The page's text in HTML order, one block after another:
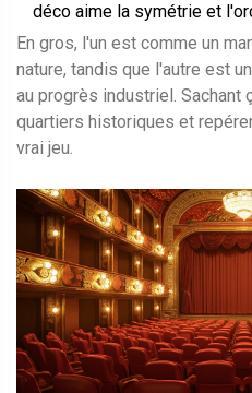
déco aime la symétrie et
En gros, l'un est comme un
nature, tandis que l'autre est
au progrès industriel. Sachant
quartiers historiques et
vrai jeu.